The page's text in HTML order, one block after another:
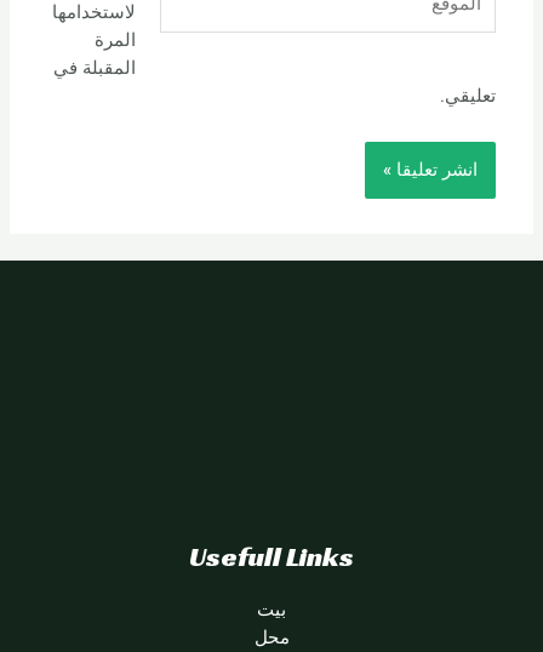
لاستخدامها
المرة
المقبلة في
تعليقي.
Usefull Links
بيت
محل